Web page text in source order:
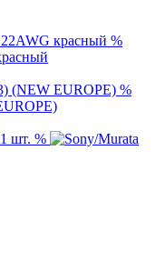
%
%
%